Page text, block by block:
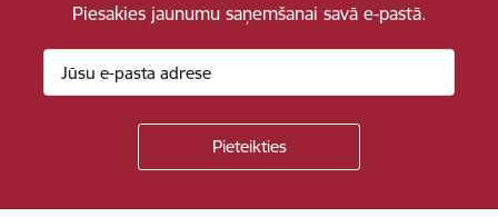
Piesakies jaunumu saņemšanai savā e-pastā.